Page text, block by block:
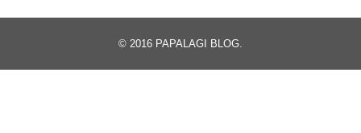
© 2016 PAPALAGI BLOG.